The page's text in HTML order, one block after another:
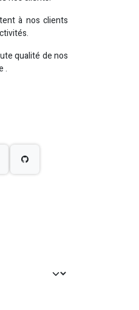
à nos clients
qualité de nos
.